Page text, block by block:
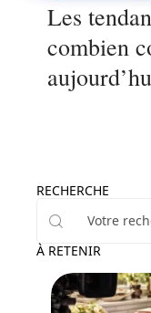
Les
combien
RECHERCHE
À RETENIR